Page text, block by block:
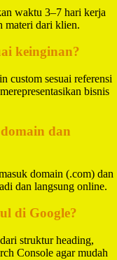
waktu 3–7 hari kerja
materi dari klien.
keinginan?
custom sesuai referensi
bisnis
dan
domain (.com) dan
dan langsung online.
di Google?
struktur heading,
Console agar mudah